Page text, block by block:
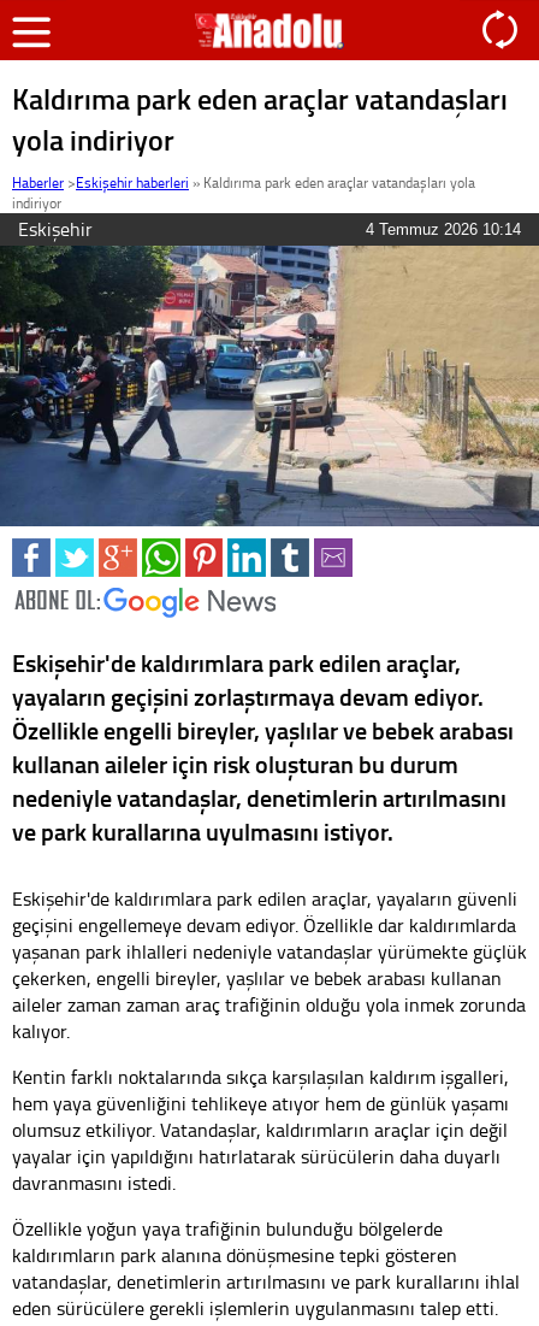
Kaldırıma park eden araçlar vatandaşları
yola indiriyor
Haberler >Eskişehir haberleri » Kaldırıma park eden araçlar vatandaşları yola
indiriyor
Eskişehir 4 Temmuz 2026 10:14
Eskişehir'de kaldırımlara park edilen araçlar,
yayaların geçişini zorlaştırmaya devam ediyor.
Özellikle engelli bireyler, yaşlılar ve bebek arabası
kullanan aileler için risk oluşturan bu durum
nedeniyle vatandaşlar, denetimlerin artırılmasını
ve park kurallarına uyulmasını istiyor.
Eskişehir'de kaldırımlara park edilen araçlar, yayaların güvenli
geçişini engellemeye devam ediyor. Özellikle dar kaldırımlarda
yaşanan park ihlalleri nedeniyle vatandaşlar yürümekte güçlük
çekerken, engelli bireyler, yaşlılar ve bebek arabası kullanan
aileler zaman zaman araç trafiğinin olduğu yola inmek zorunda
kalıyor.
Kentin farklı noktalarında sıkça karşılaşılan kaldırım işgalleri,
hem yaya güvenliğini tehlikeye atıyor hem de günlük yaşamı
olumsuz etkiliyor. Vatandaşlar, kaldırımların araçlar için değil
yayalar için yapıldığını hatırlatarak sürücülerin daha duyarlı
davranmasını istedi.
Özellikle yoğun yaya trafiğinin bulunduğu bölgelerde
kaldırımların park alanına dönüşmesine tepki gösteren
vatandaşlar, denetimlerin artırılmasını ve park kurallarını ihlal
eden sürücülere gerekli işlemlerin uygulanmasını talep etti.